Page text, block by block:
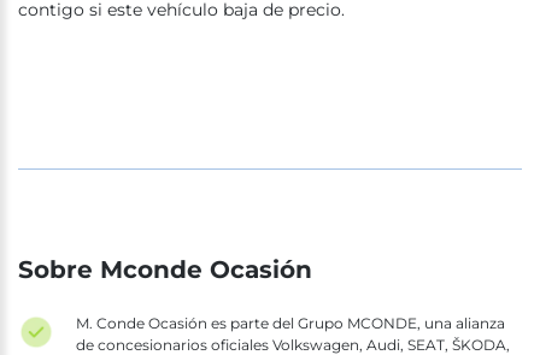
contigo si este vehículo baja de precio.
Sobre Mconde Ocasión
M. Conde Ocasión es parte del Grupo MCONDE, una alianza
de concesionarios oficiales Volkswagen, Audi, SEAT, ŠKODA,